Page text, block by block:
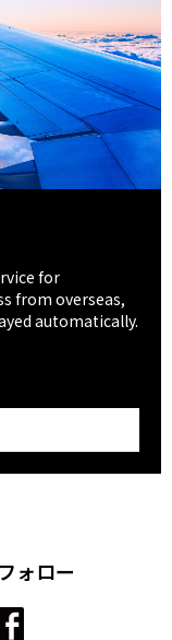
for
from overseas,
automatically.
ォロー